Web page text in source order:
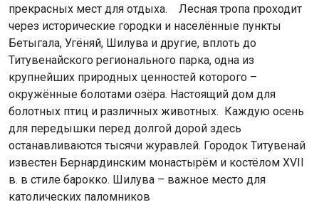
прекрасных мест для отдыха. Лесная тропа проходит
через исторические городки и населённые пункты
Бетыгала, Угёняй, Шилува и другие, вплоть до
Титувенайского регионального парка, одна из
крупнейших природных ценностей которого –
окружённые болотами озёра. Настоящий дом для
болотных птиц и различных животных. Каждую осень
для передышки перед долгой дорой здесь
останавливаются тысячи журавлей. Городок Титувенай
известен Бернардинским монастырём и костёлом XVII
в. в стиле барокко. Шилува – важное место для
католических паломников